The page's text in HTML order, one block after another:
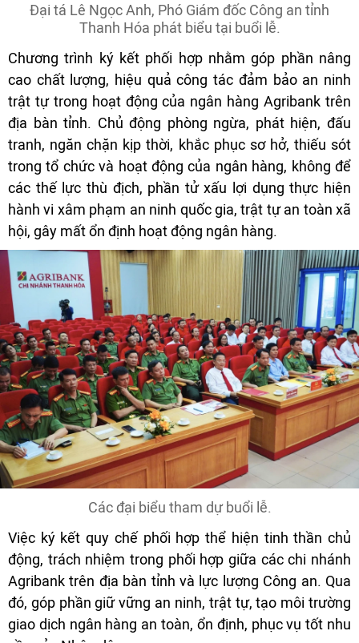
Đại tá Lê Ngọc Anh, Phó Giám đốc Công an tỉnh
Thanh Hóa phát biểu tại buổi lễ.
Chương trình ký kết phối hợp nhằm góp phần nâng
cao chất lượng, hiệu quả công tác đảm bảo an ninh
trật tự trong hoạt động của ngân hàng Agribank trên
địa bàn tỉnh. Chủ động phòng ngừa, phát hiện, đấu
tranh, ngăn chặn kịp thời, khắc phục sơ hở, thiếu sót
trong tổ chức và hoạt động của ngân hàng, không để
các thế lực thù địch, phần tử xấu lợi dụng thực hiện
hành vi xâm phạm an ninh quốc gia, trật tự an toàn xã
hội, gây mất ổn định hoạt động ngân hàng.
Các đại biểu tham dự buổi lễ.
Việc ký kết quy chế phối hợp thể hiện tinh thần chủ
động, trách nhiệm trong phối hợp giữa các chi nhánh
Agribank trên địa bàn tỉnh và lực lượng Công an. Qua
đó, góp phần giữ vững an ninh, trật tự, tạo môi trường
giao dịch ngân hàng an toàn, ổn định, phục vụ tốt nhu